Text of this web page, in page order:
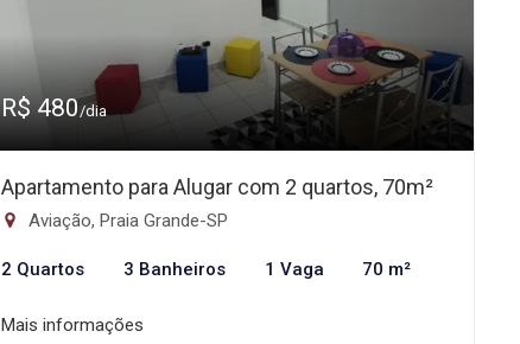
R$ 480/dia
Apartamento para Alugar com 2 quartos, 70m²
Aviação, Praia Grande-SP
2 Quartos 3 Banheiros 1 Vaga 70 m²
Mais informações